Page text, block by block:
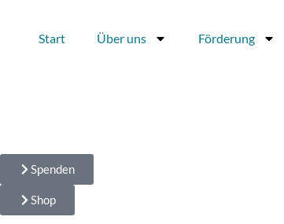
Start Über uns Förderung
Spenden
Shop